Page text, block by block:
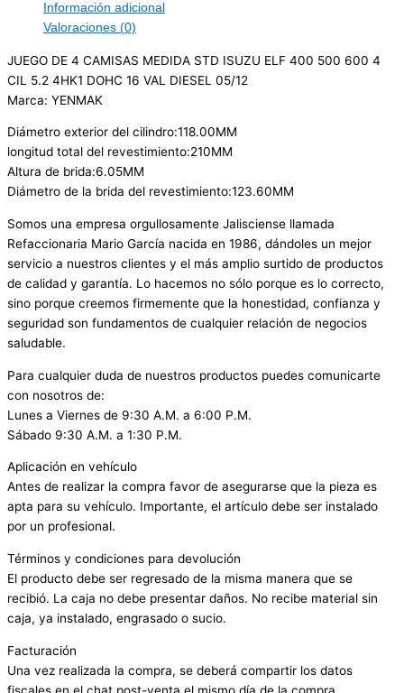
Información adicional
Valoraciones (0)
JUEGO DE 4 CAMISAS MEDIDA STD ISUZU ELF 400 500 600 4
CIL 5.2 4HK1 DOHC 16 VAL DIESEL 05/12
Marca: YENMAK
Diámetro exterior del cilindro:118.00MM
longitud total del revestimiento:210MM
Altura de brida:6.05MM
Diámetro de la brida del revestimiento:123.60MM
Somos una empresa orgullosamente Jalisciense llamada
Refaccionaria Mario García nacida en 1986, dándoles un mejor
servicio a nuestros clientes y el más amplio surtido de productos
de calidad y garantía. Lo hacemos no sólo porque es lo correcto,
sino porque creemos firmemente que la honestidad, confianza y
seguridad son fundamentos de cualquier relación de negocios
saludable.
Para cualquier duda de nuestros productos puedes comunicarte
con nosotros de:
Lunes a Viernes de 9:30 A.M. a 6:00 P.M.
Sábado 9:30 A.M. a 1:30 P.M.
Aplicación en vehículo
Antes de realizar la compra favor de asegurarse que la pieza es
apta para su vehículo. Importante, el artículo debe ser instalado
por un profesional.
Términos y condiciones para devolución
El producto debe ser regresado de la misma manera que se
recibió. La caja no debe presentar daños. No recibe material sin
caja, ya instalado, engrasado o sucio.
Facturación
Una vez realizada la compra, se deberá compartir los datos
fiscales en el chat post-venta el mismo día de la compra.